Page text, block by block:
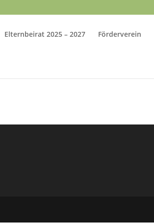
Elternbeirat 2025 – 2027 Förderverein